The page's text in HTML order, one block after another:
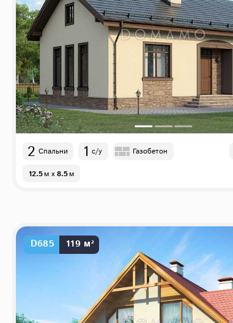
2 Спальни 1 с/у Газобетон
12.5м x 8.5м
D685 119 м²